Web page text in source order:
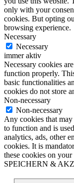
only with your
cookies. But opting
browsing experience.
Necessary
Necessary
immer aktiv
Necessary cookies
function properly.
basic functionalities
cookies do not store
Non-necessary
Non-necessary
Any cookies that
to function and is
analytics, ads, other
cookies. It is
these cookies on your
SPEICHERN &